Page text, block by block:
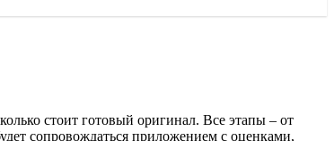
стоит готовый оригинал. Все этапы – от
сопровождаться приложением с оценками,